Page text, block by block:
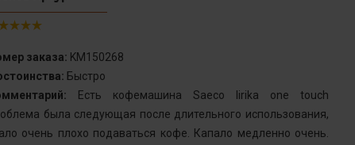
заказа: KM150268
Быстро
Есть кофемашина Saeco lirika one touch
была следующая после длительного использования,
очень плохо подаваться кофе. Капало медленно очень.